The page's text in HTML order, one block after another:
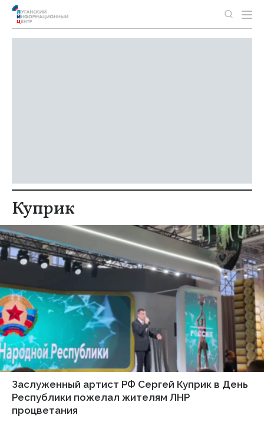
Куприк
Заслуженный артист РФ Сергей Куприк в День
Республики пожелал жителям ЛНР
процветания